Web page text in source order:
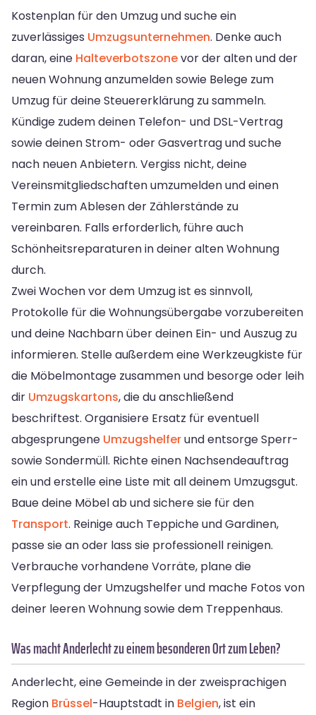
Kostenplan für den Umzug und suche ein
zuverlässiges Umzugsunternehmen. Denke auch
daran, eine Halteverbotszonevor der alten und der
neuen Wohnung anzumelden sowie Belege zum
Umzug für deine Steuererklärung zu sammeln.
Kündige zudem deinen Telefon- und DSL-Vertrag
sowie deinen Strom- oder Gasvertrag und suche
nach neuen Anbietern. Vergiss nicht, deine
Vereinsmitgliedschaften umzumelden und einen
Termin zum Ablesen der Zählerstände zu
vereinbaren. Falls erforderlich, führe auch
Schönheitsreparaturen in deiner alten Wohnung
durch.
Zwei Wochen vor dem Umzug ist es sinnvoll,
Protokolle für die Wohnungsübergabe vorzubereiten
und deine Nachbarn über deinen Ein- und Auszug zu
informieren. Stelle außerdem eine Werkzeugkiste für
die Möbelmontage zusammen und besorge oder leih
dir Umzugskartons, die du anschließend
beschriftest. Organisiere Ersatz für eventuell
abgesprungene Umzugshelferund entsorge Sperr-
sowie Sondermüll. Richte einen Nachsendeauftrag
ein und erstelle eine Liste mit all deinem Umzugsgut.
Baue deine Möbel ab und sichere sie für den
Transport. Reinige auch Teppiche und Gardinen,
passe sie an oder lass sie professionell reinigen.
Verbrauche vorhandene Vorräte, plane die
Verpflegung der Umzugshelfer und mache Fotos von
deiner leeren Wohnung sowie dem Treppenhaus.
Was macht Anderlecht zu einem besonderen Ort zum Leben?
Anderlecht, eine Gemeinde in der zweisprachigen
Region Brüssel-Hauptstadt in Belgien, ist ein